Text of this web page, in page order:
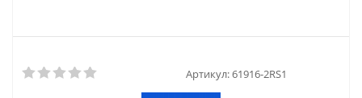
Артикул:61916-2RS1